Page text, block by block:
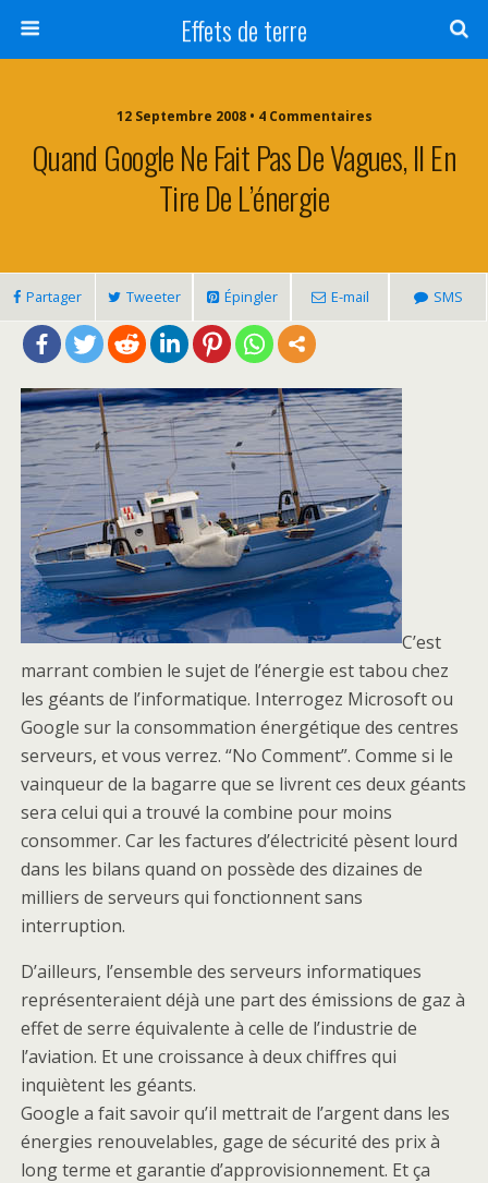
Effets de terre
12 Septembre 2008 • 4 Commentaires
Quand Google Ne Fait Pas De Vagues, Il En
Tire De L’énergie
Partager Tweeter Épingler E-mail SMS
C’est
marrant combien le sujet de l’énergie est tabou chez
les géants de l’informatique. Interrogez Microsoft ou
Google sur la consommation énergétique des centres
serveurs, et vous verrez. “No Comment”. Comme si le
vainqueur de la bagarre que se livrent ces deux géants
sera celui qui a trouvé la combine pour moins
consommer. Car les factures d’électricité pèsent lourd
dans les bilans quand on possède des dizaines de
milliers de serveurs qui fonctionnent sans
interruption.
D’ailleurs, l’ensemble des serveurs informatiques
représenteraient déjà une part des émissions de gaz à
effet de serre équivalente à celle de l’industrie de
l’aviation. Et une croissance à deux chiffres qui
inquiètent les géants.
Google a fait savoir qu’il mettrait de l’argent dans les
énergies renouvelables, gage de sécurité des prix à
long terme et garantie d’approvisionnement. Et ça